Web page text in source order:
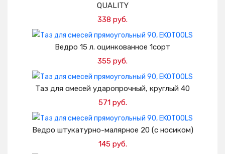
QUALITY
338 руб.
Добавить в корзину
Ведро 15 л. оцинкованное 1сорт
355 руб.
Добавить в корзину
Таз для смесей ударопрочный, круглый 40
571 руб.
Добавить в корзину
Ведро штукатурно-малярное 20 (с носиком)
145 руб.